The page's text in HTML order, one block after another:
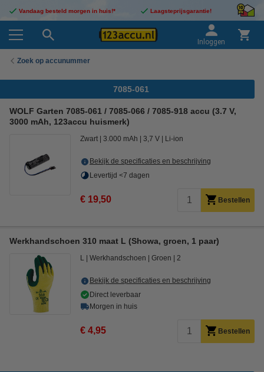
Vandaag besteld morgen in huis!* Laagsteprijsgarantie!
Inloggen
Zoek op accunummer
7085-061
WOLF Garten 7085-061 / 7085-066 / 7085-918 accu (3.7 V,
3000 mAh, 123accu huismerk)
Zwart 3.000 mAh 3,7 V Li-ion
Bekijk de specificaties en beschrijving
Levertijd <7 dagen
€ 19,50 Bestellen
Werkhandschoen 310 maat L (Showa, groen, 1 paar)
L Werkhandschoen Groen 2
Bekijk de specificaties en beschrijving
Direct leverbaar
Morgen in huis
€ 4,95 Bestellen